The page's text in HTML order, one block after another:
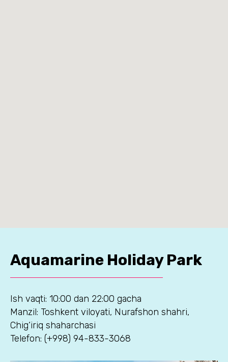
Aquamarine Holiday Park
Ish vaqti: 10:00 dan 22:00 gacha
Manzil: Toshkent viloyati, Nurafshon shahri,
Chig‘iriq shaharchasi
Telefon: (+998) 94-833-3068